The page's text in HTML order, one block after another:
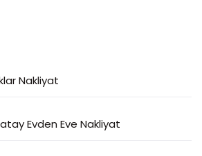
Nakliyat
Evden Eve Nakliyat